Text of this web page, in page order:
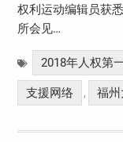
权利运动编辑员获
所会见…
2018年人权第
支援网络 , 福